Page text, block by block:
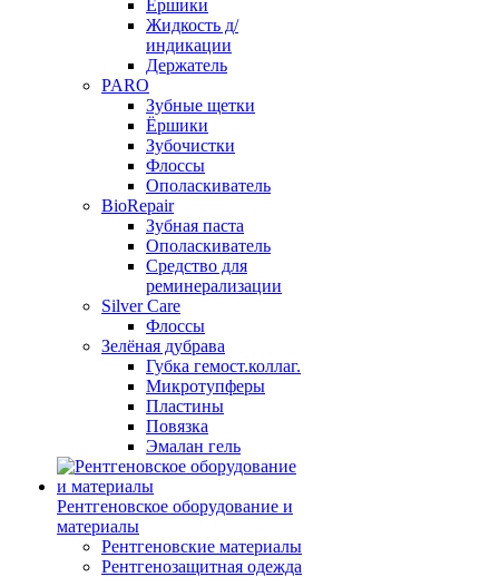
Ёршики
Жидкость д/
индикации
Держатель
PARO
Зубные щетки
Ёршики
Зубочистки
Флоссы
Ополаскиватель
BioRepair
Зубная паста
Ополаскиватель
Средство для
реминерализации
Silver Care
Флоссы
Зелёная дубрава
Губка гемост.коллаг.
Микротупферы
Пластины
Повязка
Эмалан гель
Рентгеновское оборудование и
материалы
Рентгеновские материалы
Рентгенозащитная одежда